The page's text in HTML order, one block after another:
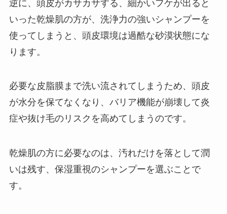
逆に、頭皮がカサカサする、細かいフケが出ると
いった乾燥肌の方が、洗浄力の強いシャンプーを
使ってしまうと、頭皮環境は過酷な砂漠状態にな
ります。
必要な皮脂膜まで洗い流されてしまうため、頭皮
が水分を保てなくなり、バリア機能が崩壊して炎
症や抜け毛のリスクを高めてしまうのです。
乾燥肌の方に必要なのは、汚れだけを落として潤
いは残す、保湿重視のシャンプーを選ぶことで
す。